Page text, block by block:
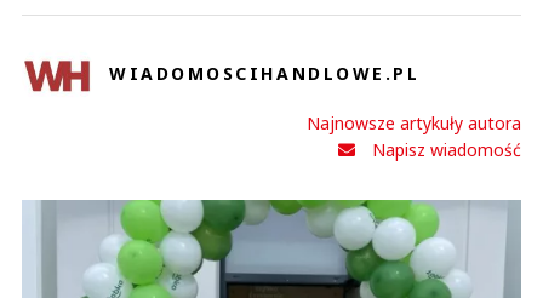
WIADOMOSCIHANDLOWE.PL
Najnowsze artykuły autora
Napisz wiadomość